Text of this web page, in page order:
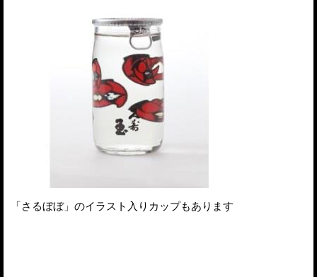
「さるぼぼ」のイラスト入りカップもあります